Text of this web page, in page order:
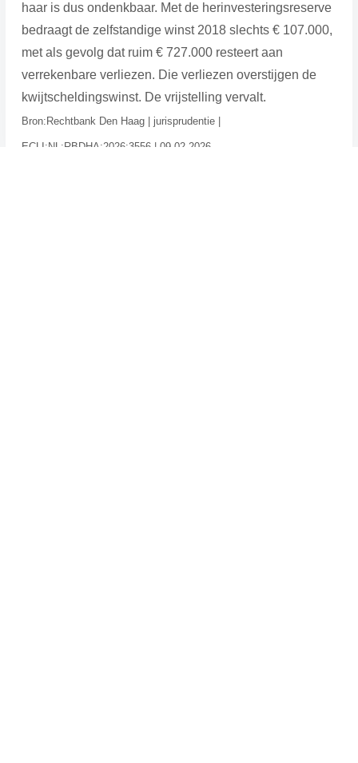
haar is dus ondenkbaar. Met de herinvesteringsreserve
bedraagt de zelfstandige winst 2018 slechts € 107.000,
met als gevolg dat ruim € 727.000 resteert aan
verrekenbare verliezen. Die verliezen overstijgen de
kwijtscheldingswinst. De vrijstelling vervalt.
Bron:Rechtbank Den Haag | jurisprudentie |
ECLI:NL:RBDHA:2026:3556 | 09-02-2026